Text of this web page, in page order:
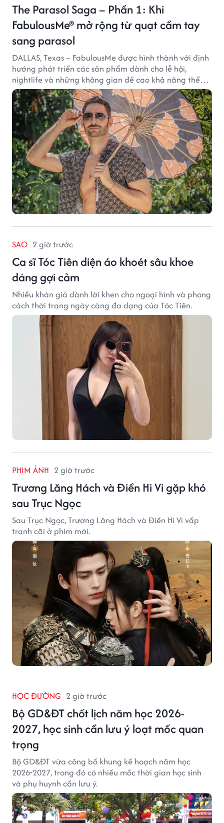
The Parasol Saga – Phần 1: Khi
FabulousMe® mở rộng từ quạt cầm tay
sang parasol
DALLAS, Texas – FabulousMe được hình thành với định
hướng phát triển các sản phẩm dành cho lễ hội,
nightlife và những không gian đề cao khả năng thể
hiện bản thân. Trong quá trình xây dựng thương hiệu,
quạt cầm tay trở thành dòng sản phẩm tạo được
thành công ban đầu, giúp FabulousMe từng bước mở
rộng mức độ hiện diện trên thị trường.
SAO 2 giờ trước
Ca sĩ Tóc Tiên diện áo khoét sâu khoe
dáng gợi cảm
Nhiều khán giả dành lời khen cho ngoại hình và phong
cách thời trang ngày càng đa dạng của Tóc Tiên.
PHIM ẢNH 2 giờ trước
Trương Lăng Hách và Điền Hi Vi gặp khó
sau Trục Ngọc
Sau Trục Ngọc, Trương Lăng Hách và Điền Hi Vi vấp
tranh cãi ở phim mới.
HỌC ĐƯỜNG 2 giờ trước
Bộ GD&ĐT chốt lịch năm học 2026-
2027, học sinh cần lưu ý loạt mốc quan
trọng
Bộ GD&ĐT vừa công bố khung kế hoạch năm học
2026-2027, trong đó có nhiều mốc thời gian học sinh
và phụ huynh cần lưu ý.